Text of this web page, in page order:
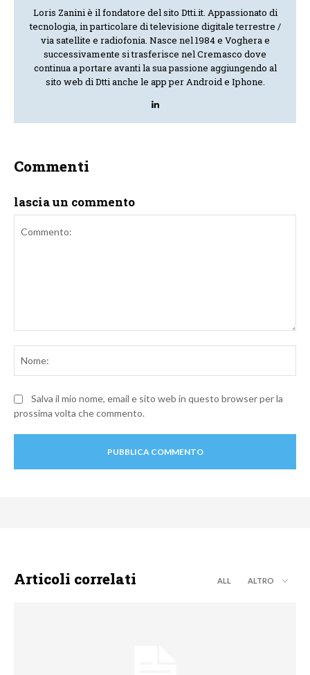
Loris Zanini è il fondatore del sito Dtti.it. Appassionato di
tecnologia, in particolare di televisione digitale terrestre /
via satellite e radiofonia. Nasce nel 1984 e Voghera e
successivamente si trasferisce nel Cremasco dove
continua a portare avanti la sua passione aggiungendo al
sito web di Dtti anche le app per Android e Iphone.
Commenti
lascia un commento
Salva il mio nome, email e sito web in questo browser per la
prossima volta che commento.
Articoli correlati ALL ALTRO